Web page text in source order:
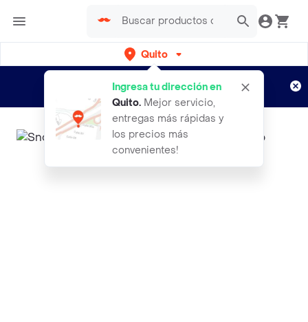
Quito
Ingresa tu dirección en
Quito. Mejor servicio,
entregas más rápidas y
los precios más
convenientes!
envíos gratis por semanas
Aplican TyC